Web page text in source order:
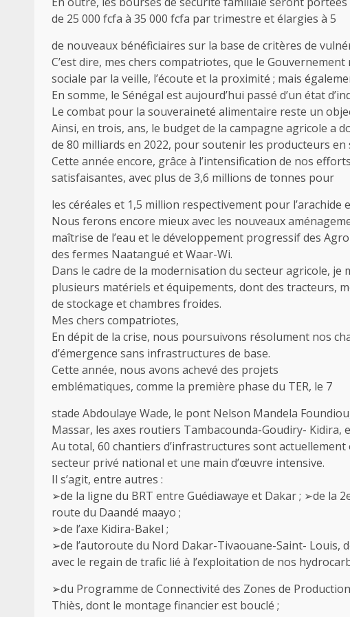
de 25 000 fcfa à 35 000 fcfa par trimestre et élargies à 5
de nouveaux bénéficiaires sur la base de critères de
C’est dire, mes chers compatriotes, que le
sociale par la veille, l’écoute et la proximité ; mais
En somme, le Sénégal est aujourd’hui passé d’un état
Le combat pour la souveraineté alimentaire reste un
Ainsi, en trois, ans, le budget de la campagne agricole a
de 80 milliards en 2022, pour soutenir les producteurs
Cette année encore, grâce à l’intensification de nos
satisfaisantes, avec plus de 3,6 millions de tonnes pour
les céréales et 1,5 million respectivement pour l’arachide
Nous ferons encore mieux avec les nouveaux
maîtrise de l’eau et le développement progressif des
des fermes Naatangué et Waar-Wi.
Dans le cadre de la modernisation du secteur agricole, je
plusieurs matériels et équipements, dont des tracteurs,
de stockage et chambres froides.
Mes chers compatriotes,
En dépit de la crise, nous poursuivons résolument nos
d’émergence sans infrastructures de base.
Cette année, nous avons achevé des projets
emblématiques, comme la première phase du TER, le 7
stade Abdoulaye Wade, le pont Nelson Mandela
Massar, les axes routiers Tambacounda-Goudiry- Kidira,
Au total, 60 chantiers d’infrastructures sont
secteur privé national et une main d’œuvre intensive.
Il s’agit, entre autres :
➢de la ligne du BRT entre Guédiawaye et Dakar ; ➢de la
route du Daandé maayo ;
➢de l’axe Kidira-Bakel ;
➢de l’autoroute du Nord Dakar-Tivaouane-Saint- Louis,
avec le regain de trafic lié à l’exploitation de nos
➢du Programme de Connectivité des Zones de
Thiès, dont le montage financier est bouclé ;